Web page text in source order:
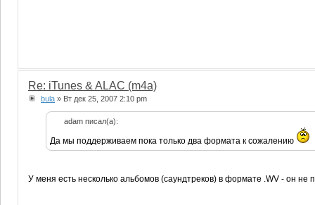
Re: iTunes & ALAC (m4a)
bula » Вт дек 25, 2007 2:10 pm
adam писал(а):
Да мы поддерживаем пока только два формата к сожалению
У меня есть несколько альбомов (саундтреков) в формате .WV - он не